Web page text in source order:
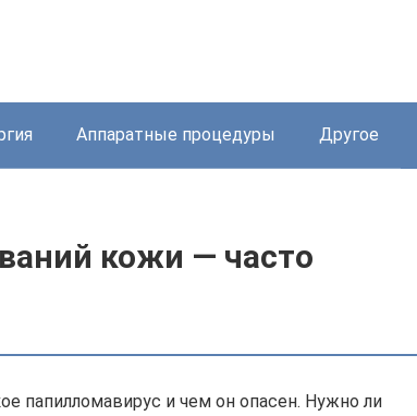
Аппаратные процедуры Другое
кожи — часто
папилломавирус и чем он опасен. Нужно ли